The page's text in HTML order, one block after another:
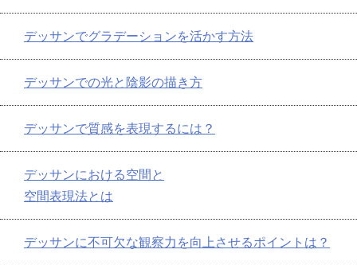
デッサンでグラデーションを活かす方法
デッサンでの光と陰影の描き方
デッサンで質感を表現するには？
デッサンにおける空間と
空間表現法とは
デッサンに不可欠な観察力を向上させるポイントは？